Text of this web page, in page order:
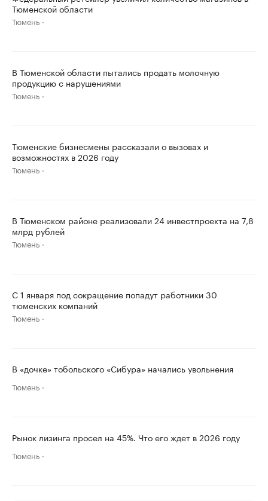
Тюменской области
Тюмень
В Тюменской области пытались продать молочную
продукцию с нарушениями
Тюмень
Тюменские бизнесмены рассказали о вызовах и
возможностях в 2026 году
Тюмень
В Тюменском районе реализовали 24 инвестпроекта на 7,8
млрд рублей
Тюмень
С 1 января под сокращение попадут работники 30
тюменских компаний
Тюмень
В «дочке» тобольского «Сибура» начались увольнения
Тюмень
Рынок лизинга просел на 45%. Что его ждет в 2026 году
Тюмень